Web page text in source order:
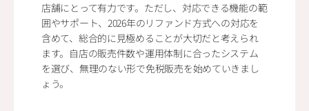
店舗にとって有力です。ただし、対応できる機能の範
囲やサポート、2026年のリファンド方式への対応を
含めて、総合的に見極めることが大切だと考えられ
ます。自店の販売件数や運用体制に合ったシステム
を選び、無理のない形で免税販売を始めていきまし
ょう。